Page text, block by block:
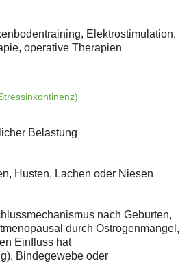
Elektrostimulation,
operative Therapien
Belastung
Husten, Lachen oder Niesen
nach Geburten,
durch Östrogenmangel,
Einfluss hat
Bindegewebe oder